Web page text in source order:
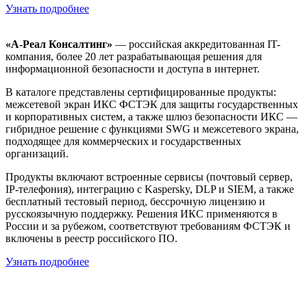
Узнать подробнее
«А-Реал Консалтинг» — российская аккредитованная IT-
компания, более 20 лет разрабатывающая решения для
информационной безопасности и доступа в интернет.
В каталоге представлены сертифицированные продукты:
межсетевой экран ИКС ФСТЭК для защиты государственных
и корпоративных систем, а также шлюз безопасности ИКС —
гибридное решение с функциями SWG и межсетевого экрана,
подходящее для коммерческих и государственных
организаций.
Продукты включают встроенные сервисы (почтовый сервер,
IP-телефония), интеграцию с Kaspersky, DLP и SIEM, а также
бесплатный тестовый период, бессрочную лицензию и
русскоязычную поддержку. Решения ИКС применяются в
России и за рубежом, соответствуют требованиям ФСТЭК и
включены в реестр российского ПО.
Узнать подробнее